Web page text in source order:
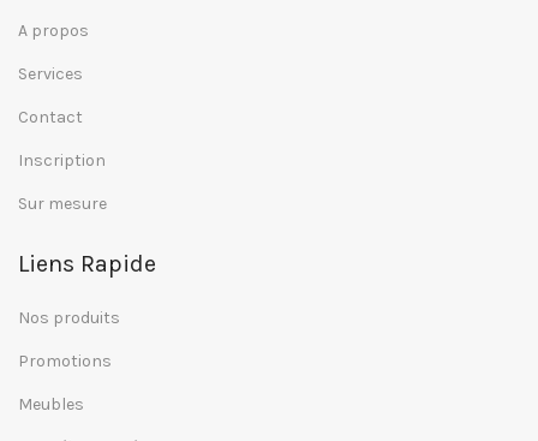
A propos
Services
Contact
Inscription
Sur mesure
Liens Rapide
Nos produits
Promotions
Meubles